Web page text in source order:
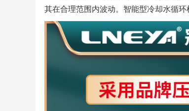
其在合理范围内波动。智能型冷却水循